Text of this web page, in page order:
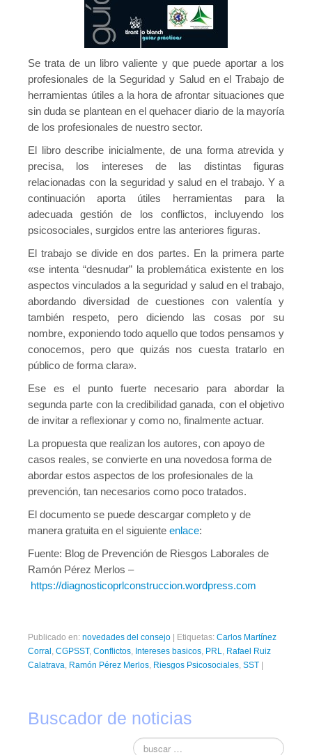
Se trata de un libro valiente y que puede aportar a los
profesionales de la Seguridad y Salud en el Trabajo de
herramientas útiles a la hora de afrontar situaciones que
sin duda se plantean en el quehacer diario de la mayoría
de los profesionales de nuestro sector.
El libro describe inicialmente, de una forma atrevida y
precisa, los intereses de las distintas figuras
relacionadas con la seguridad y salud en el trabajo. Y a
continuación aporta útiles herramientas para la
adecuada gestión de los conflictos, incluyendo los
psicosociales, surgidos entre las anteriores figuras.
El trabajo se divide en dos partes. En la primera parte
«se intenta “desnudar” la problemática existente en los
aspectos vinculados a la seguridad y salud en el trabajo,
abordando diversidad de cuestiones con valentía y
también respeto, pero diciendo las cosas por su
nombre, exponiendo todo aquello que todos pensamos y
conocemos, pero que quizás nos cuesta tratarlo en
público de forma clara».
Ese es el punto fuerte necesario para abordar la
segunda parte con la credibilidad ganada, con el objetivo
de invitar a reflexionar y como no, finalmente actuar.
La propuesta que realizan los autores, con apoyo de
casos reales, se convierte en una novedosa forma de
abordar estos aspectos de los profesionales de la
prevención, tan necesarios como poco tratados.
El documento se puede descargar completo y de
manera gratuita en el siguiente enlace:
Fuente: Blog de Prevención de Riesgos Laborales de
Ramón Pérez Merlos –
https://diagnosticoprlconstruccion.wordpress.com
Publicado en: novedades del consejo Etiquetas: Carlos Martínez
Corral , CGPSST, Conflictos, Intereses basicos, PRL, Rafael Ruiz
Calatrava, Ramón Pérez Merlos, Riesgos Psicosociales, SST
Buscador de noticias